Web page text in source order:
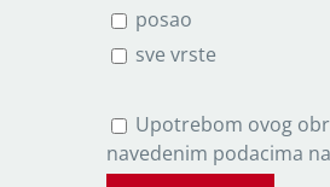
posao
sve vrste
l
e
Upotrebom ovog
navedenim podacima